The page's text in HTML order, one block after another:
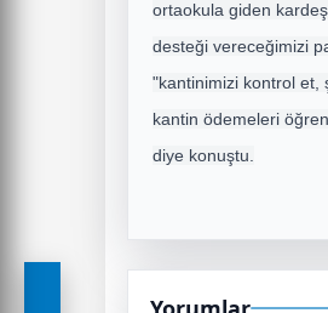
ortaokula giden
desteği vereceğimizi
"kantinimizi kontrol et,
kantin ödemeleri
diye konuştu.